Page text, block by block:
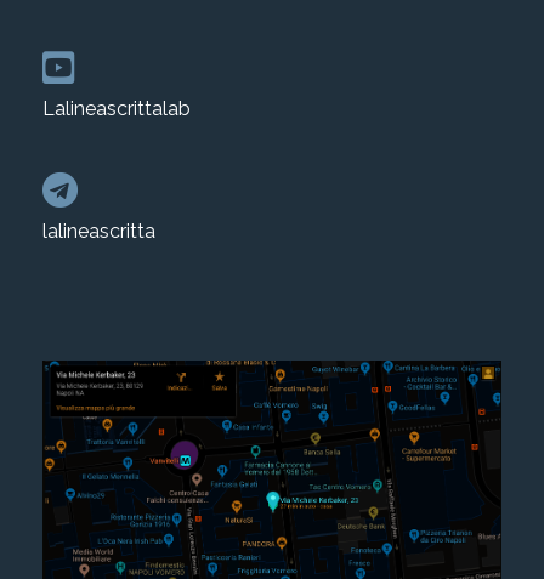
Lalineascrittalab
lalineascritta